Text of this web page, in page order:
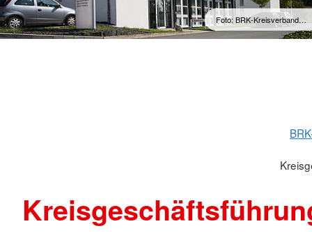
Foto: BRK-Kreisverband…